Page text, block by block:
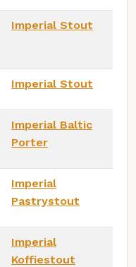
Imperial Stout
Imperial Stout
Imperial Baltic
Porter
Imperial
Pastrystout
Imperial
Koffiestout